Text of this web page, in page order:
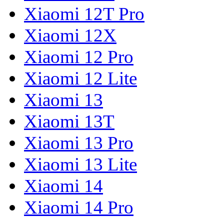
Xiaomi 12T Pro
Xiaomi 12X
Xiaomi 12 Pro
Xiaomi 12 Lite
Xiaomi 13
Xiaomi 13T
Xiaomi 13 Pro
Xiaomi 13 Lite
Xiaomi 14
Xiaomi 14 Pro